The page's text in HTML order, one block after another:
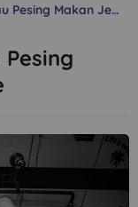
Jengkol Dan Pete